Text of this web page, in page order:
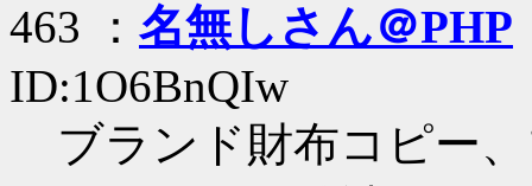
463 ： 名無しさん＠PHP
ID:1O6BnQIw
ブランド財布コピー